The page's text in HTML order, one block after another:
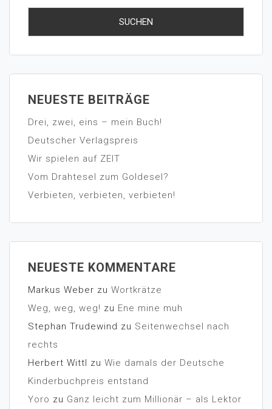
NEUESTE BEITRÄGE
Drei, zwei, eins – mein Buch!
Deutscher Verlagspreis
Wir spielen auf ZEIT
Vom Drahtesel zum Goldesel?
Verbieten, verbieten, verbieten!
NEUESTE KOMMENTARE
Markus Weber zu Wortkrätze
Weg, weg, weg! zu Ene mine muh
Stephan Trudewind zu Seitenwechsel nach
rechts
Herbert Wittl zu Wie damals der Deutsche
Kinderbuchpreis entstand
Yoro zu Ganz leicht zum Millionär – als Lektor